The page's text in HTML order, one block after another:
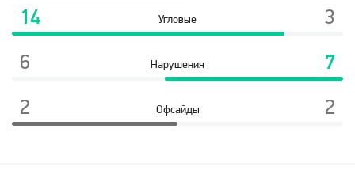
14
Угловые
3
6
Нарушения
7
2
Офсайды 2